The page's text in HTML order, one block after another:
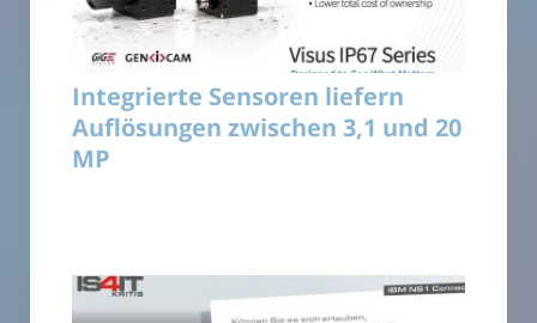
Integrierte Sensoren liefern
Auflösungen zwischen 3,1 und 20
MP